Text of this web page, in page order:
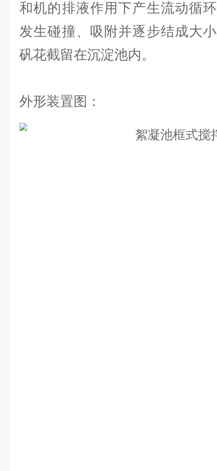
和机的排液作用下产生流动循
发生碰撞、吸附并逐步结成大
矾花截留在沉淀池内。
外形装置图：